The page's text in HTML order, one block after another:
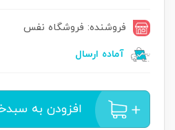
فروشنده: فروشگاه نفس
آماده ارسال
افزودن به